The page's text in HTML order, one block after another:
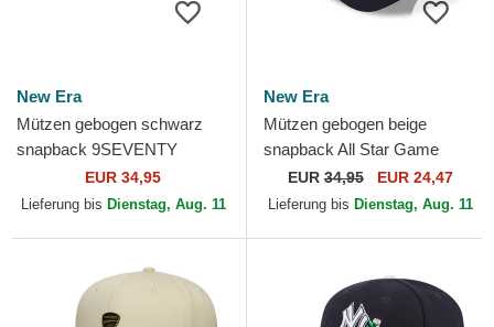
New Era
Mützen gebogen schwarz
snapback 9SEVENTY
Stretch Snap Stated der Los
Angeles Kings NHL von New
EUR 34,95
Lieferung bis Dienstag, Aug. 11
New Era
Mützen gebogen beige
snapback All Star Game
9FORTY Stretch Snap Fan
Pack der MLB von New Era
EUR 34,95 EUR 24,47
Lieferung bis Dienstag, Aug. 11